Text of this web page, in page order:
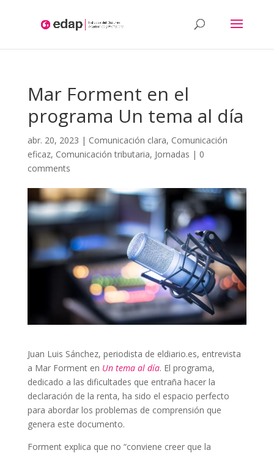
contingut personalitzat i/o publicitat. Si continues navegant,
considerem que acceptes la utilització.
Més informació
Mar Forment en el
programa Un tema al día
abr. 20, 2023 | Comunicación clara, Comunicación
eficaz, Comunicación tributaria, Jornadas | 0
comments
Juan Luis Sánchez, periodista de eldiario.es, entrevista
a Mar Forment en Un tema al día. El programa,
dedicado a las dificultades que entraña hacer la
declaración de la renta, ha sido el espacio perfecto
para abordar los problemas de comprensión que
genera este documento.
Forment explica que no “conviene creer que la